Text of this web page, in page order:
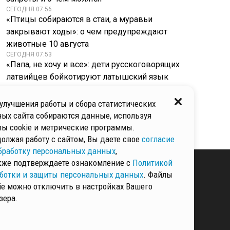
СЕГОДНЯ 07:56
«Птицы собираются в стаи, а муравьи
закрывают ходы»: о чем предупреждают
животные 10 августа
СЕГОДНЯ 07:53
«Папа, не хочу и все»: дети русскоговорящих
латвийцев бойкотируют латышский язык
СЕГОДНЯ 07:50
Иллюзия защиты: в Улан-Удэ москитная сетка
не уберегла ребенка от падения с высоты
И ЗАЩИТЫ
работы и сбора статистических
сайта собираются данные, используя
cookie и метрические программы.
работу с сайтом, Вы даете свое согласие
персональных данных,
подтверждаете ознакомление с Политикой
и защиты персональных данных. Файлы
можно отключить в настройках Вашего